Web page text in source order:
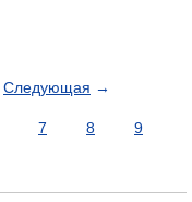
Следующая →
7 8
9